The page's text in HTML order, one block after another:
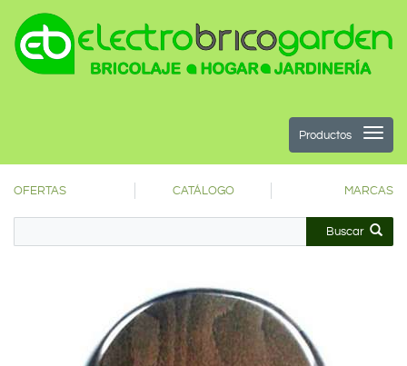
Productos
OFERTAS CATÁLOGO MARCAS
Buscar